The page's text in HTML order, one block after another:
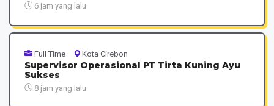
6 jam yang lalu
Full Time Kota Cirebon
Supervisor Operasional PT Tirta Kuning Ayu
Sukses
8 jam yang lalu